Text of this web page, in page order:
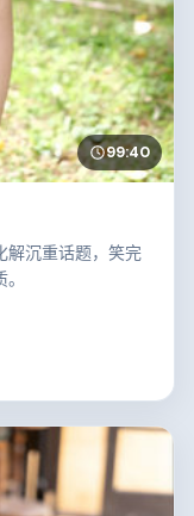
99:40
解沉重话题，笑完